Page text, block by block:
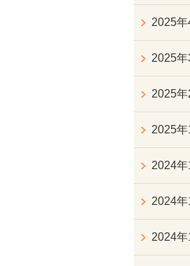
2025年
2025年
2025年
2025年
2024年
2024年
2024年